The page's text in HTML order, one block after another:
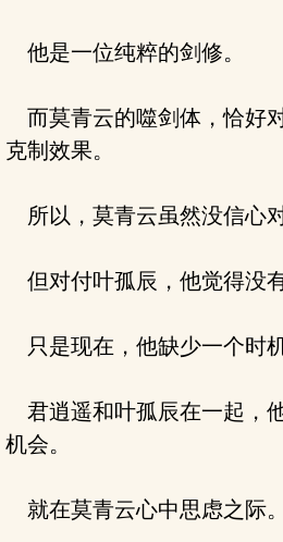
他是一位纯粹的剑修。
而莫青云的噬剑体，恰好
克制效果。
所以，莫青云虽然没信心
但对付叶孤辰，他觉得没
只是现在，他缺少一个时机
君逍遥和叶孤辰在一起，
机会。
就在莫青云心中思虑之际。